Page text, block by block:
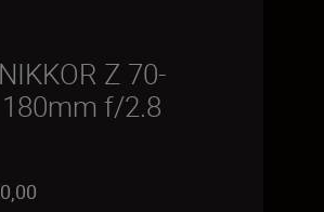
NIKKOR Z 70-
180mm f/2.8